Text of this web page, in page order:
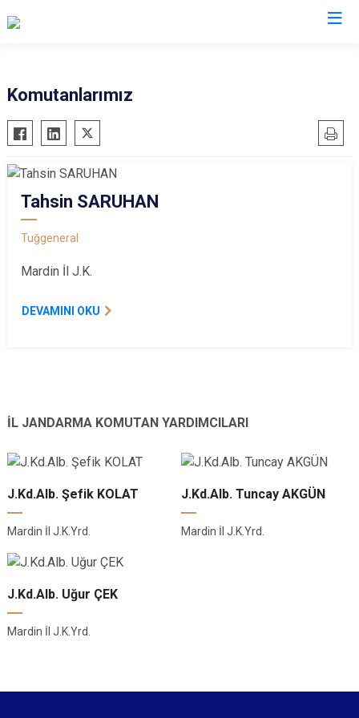
Komutanlarımız
Tahsin SARUHAN
Tuğgeneral
Mardin İl J.K.
DEVAMINI OKU
İL JANDARMA KOMUTAN YARDIMCILARI
J.Kd.Alb. Şefik KOLAT
Mardin İl J.K.Yrd.
J.Kd.Alb. Tuncay AKGÜN
Mardin İl J.K.Yrd.
J.Kd.Alb. Uğur ÇEK
Mardin İl J.K.Yrd.